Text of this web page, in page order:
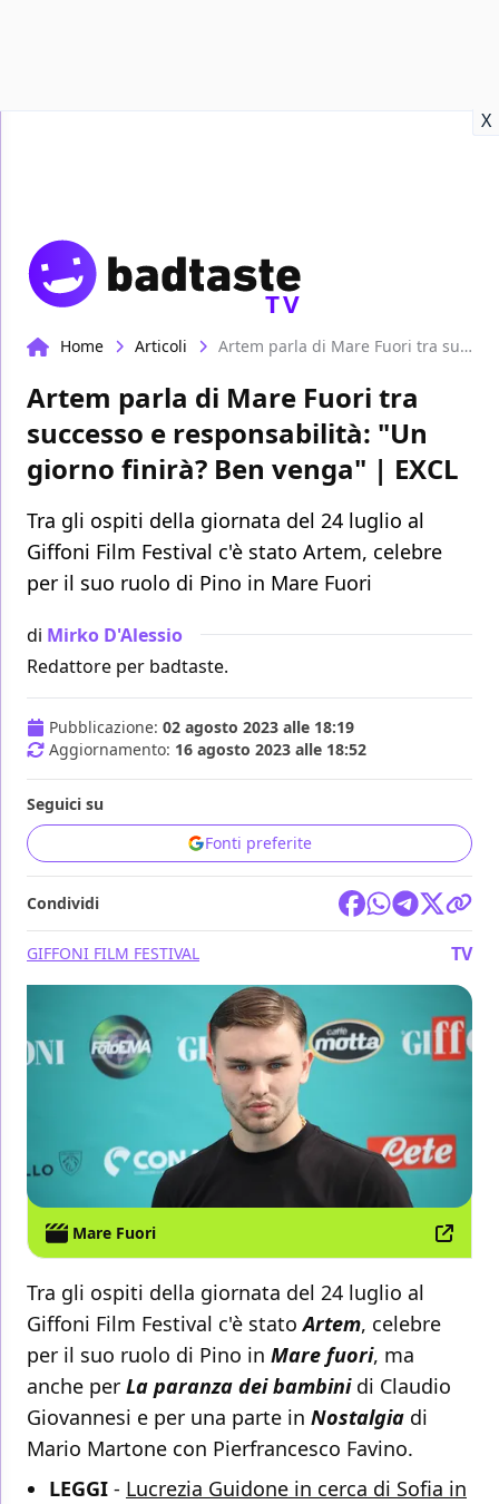
X
TV
Home Articoli Artem parla di Mare Fuori tra successo e responsabilità: "Un giorno finirà? Ben venga" | EXCL
Artem parla di Mare Fuori tra
successo e responsabilità: "Un
giorno finirà? Ben venga" | EXCL
Tra gli ospiti della giornata del 24 luglio al
Giffoni Film Festival c'è stato Artem, celebre
per il suo ruolo di Pino in Mare Fuori
di Mirko D'Alessio
Redattore per badtaste.
Pubblicazione: 02 agosto 2023 alle 18:19
Aggiornamento: 16 agosto 2023 alle 18:52
Seguici su
Fonti preferite
Condividi
GIFFONI FILM FESTIVAL TV
Mare Fuori
Tra gli ospiti della giornata del 24 luglio al
Giffoni Film Festival c'è statoArtem, celebre
per il suo ruolo di Pino in Mare fuori, ma
anche per La paranza dei bambinidi Claudio
Giovannesi e per una parte in Nostalgia di
Mario Martone con Pierfrancesco Favino.
LEGGI - Lucrezia Guidone in cerca di Sofia in